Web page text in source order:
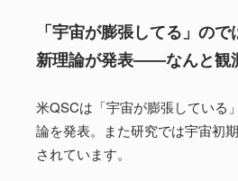
「宇宙が膨張してる」の
新理論が発表――なんと観
米QSCは「宇宙が膨張している
論を発表。また研究では宇宙初
されています。